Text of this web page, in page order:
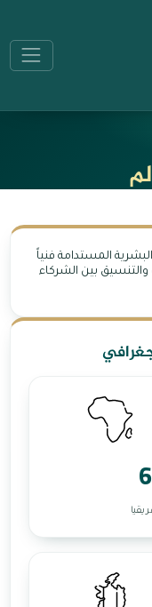
المستدامة فنياً
والتنسيق بين الشركاء